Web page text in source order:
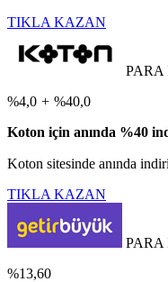
TIKLA KAZAN
PARA
%4,0 + %40,0
Koton için anında %40
Koton sitesinde anında
TIKLA KAZAN
PARA
%13,60